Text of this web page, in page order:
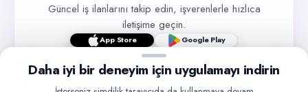
Güncel iş ilanlarını takip edin, işverenlerle hızlıca
iletişime geçin.
App Store Google Play
Daha iyi bir deneyim için uygulamayı indirin